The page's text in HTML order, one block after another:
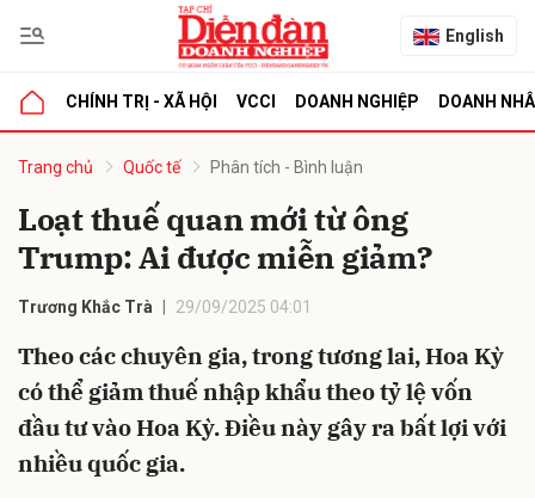
English
CHÍNH TRỊ - XÃ HỘI VCCI DOANH NGHIỆP DOANH
Trang chủ Quốc tế Phân tích - Bình luận
Loạt thuế quan mới từ ông
Trump: Ai được miễn giảm?
Trương Khắc Trà 29/09/2025 04:01
Theo các chuyên gia, trong tương lai, Hoa Kỳ
có thể giảm thuế nhập khẩu theo tỷ lệ vốn
đầu tư vào Hoa Kỳ. Điều này gây ra bất lợi với
nhiều quốc gia.
luận
Hủy